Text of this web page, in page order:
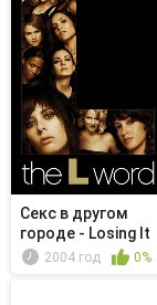
Секс в другом
городе - Losing It
2004 год 0%